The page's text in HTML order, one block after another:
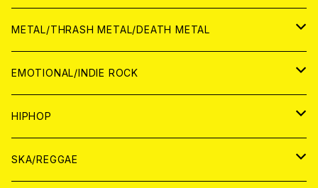
ANALOG
CD
ANALOG
CD
ANALOG
WORLD
CD
ANALOG
JAPAN
CD
ANALOG
WORLD
CD
ANALOG
METAL/THRASH METAL/DEATH METAL
JAPAN
CD
ANALOG
WORLD
ANALOG
EMOTIONAL/INDIE ROCK
JAPAN
CD
WORLD
HIPHOP
JAPAN
SKA/REGGAE